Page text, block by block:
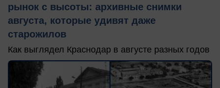
рынок с высоты: архивные снимки
августа, которые удивят даже
старожилов
Как выглядел Краснодар в августе разных годов